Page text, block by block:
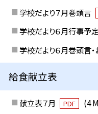
学校だより７月巻頭言
学校だより６月行事予定
学校だより６月巻頭言
給食献立表
献立表７月 PDF (4